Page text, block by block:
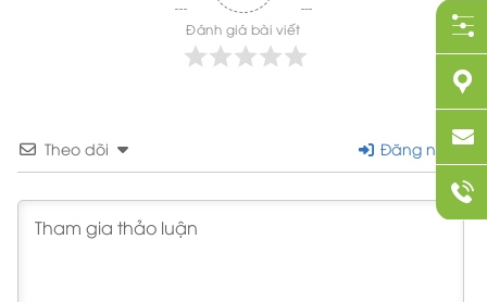
Đánh giá bài viết
Theo dõi Đăng nhập